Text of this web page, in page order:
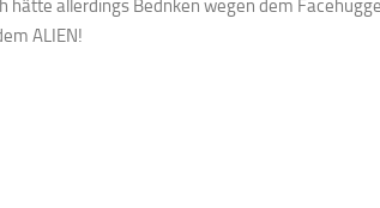
allerdings Bednken wegen dem
ALIEN!